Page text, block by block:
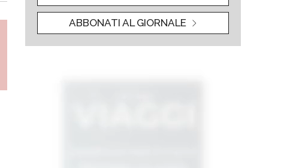
ABBONATI AL GIORNALE